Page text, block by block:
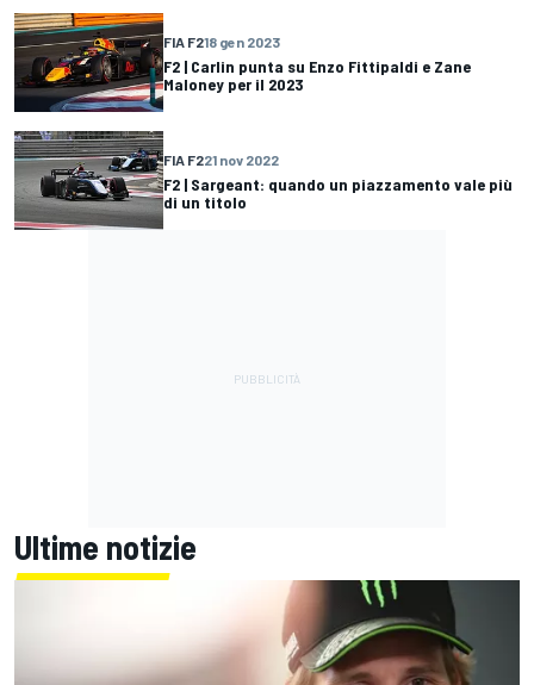
FIA F218 gen 2023
F2 | Carlin punta su Enzo Fittipaldi e Zane
Maloney per il 2023
FIA F221 nov 2022
F2 | Sargeant: quando un piazzamento vale più
di un titolo
Ultime notizie